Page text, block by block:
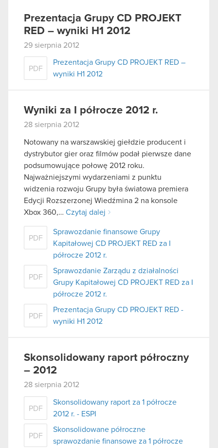
Prezentacja Grupy CD PROJEKT
RED – wyniki H1 2012
29 sierpnia 2012
PDF
Prezentacja Grupy CD PROJEKT RED –
wyniki H1 2012
Wyniki za I półrocze 2012 r.
28 sierpnia 2012
Notowany na warszawskiej giełdzie producent i
dystrybutor gier oraz filmów podał pierwsze dane
podsumowujące połowę 2012 roku.
Najważniejszymi wydarzeniami z punktu
widzenia rozwoju Grupy była światowa premiera
Edycji Rozszerzonej Wiedźmina 2 na konsole
Xbox 360,… Czytaj dalej
PDF
Sprawozdanie finansowe Grupy
Kapitałowej CD PROJEKT RED za I
półrocze 2012 r.
PDF
Sprawozdanie Zarządu z działalności
Grupy Kapitałowej CD PROJEKT RED za I
półrocze 2012 r.
PDF
Prezentacja Grupy CD PROJEKT RED -
wyniki H1 2012
Skonsolidowany raport półroczny
– 2012
28 sierpnia 2012
PDF
Skonsolidowany raport za 1 półrocze
2012 r. - ESPI
PDF
Skonsolidowane półroczne
sprawozdanie finansowe za 1 półrocze